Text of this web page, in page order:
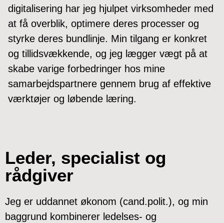
digitalisering har jeg hjulpet virksomheder med
at få overblik, optimere deres processer og
styrke deres bundlinje. Min tilgang er konkret
og tillidsvækkende, og jeg lægger vægt på at
skabe varige forbedringer hos mine
samarbejdspartnere gennem brug af effektive
værktøjer og løbende læring.
Leder, specialist og
rådgiver
Jeg er uddannet økonom (cand.polit.), og min
baggrund kombinerer ledelses- og